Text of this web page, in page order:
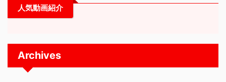
人気動画紹介
Archives